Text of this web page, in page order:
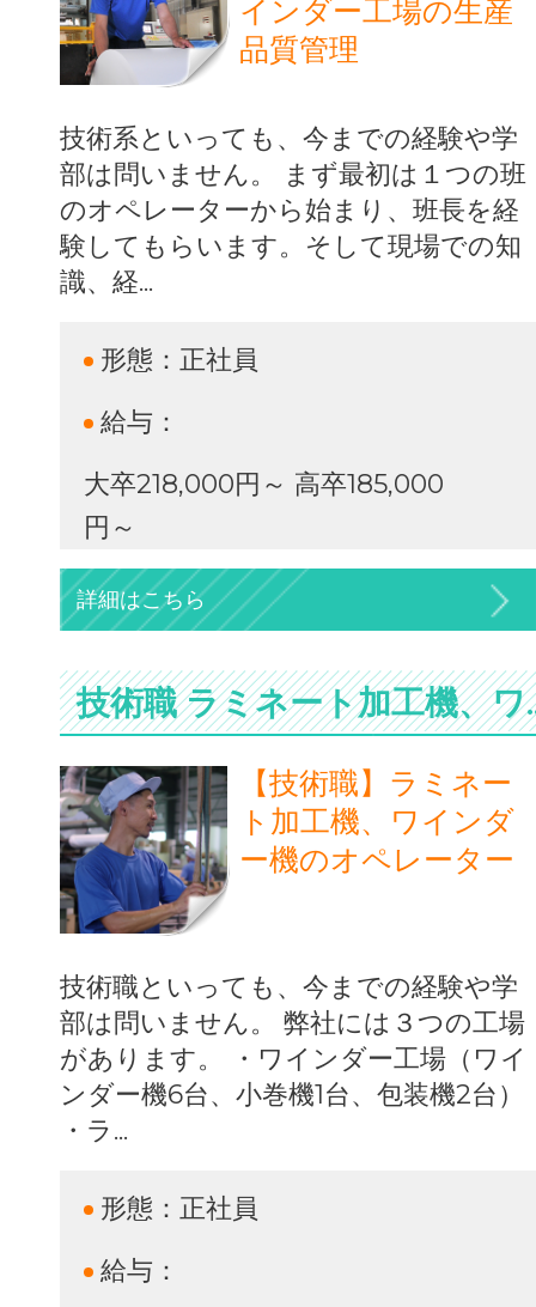
インダー工場の生産
品質管理
技術系といっても、今までの経験や学
部は問いません。 まず最初は１つの班
のオペレーターから始まり、班長を経
験してもらいます。そして現場での知
識、経...
形態： 正社員
給与：
大卒218,000円～ 高卒185,000
円～
詳細はこちら
技術職 ラミネ
【技術職】ラミネー
ト加工機、ワインダ
ー機のオペレーター
技術職といっても、今までの経験や学
部は問いません。 弊社には３つの工場
があります。 ・ワインダー工場（ワイ
ンダー機6台、小巻機1台、包装機2台）
・ラ...
形態： 正社員
給与：